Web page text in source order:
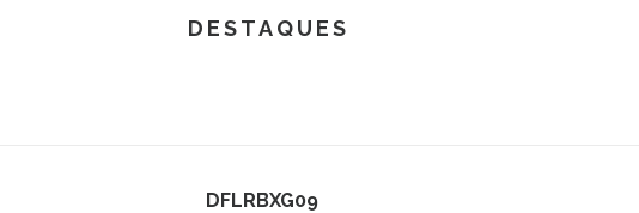
DESTAQUES
DFLRBXG09